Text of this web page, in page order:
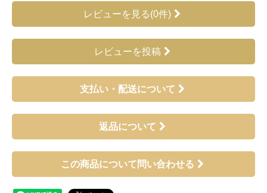
レビューを見る(0件)
レビューを投稿
支払い・配送について
返品について
この商品について問い合わせる